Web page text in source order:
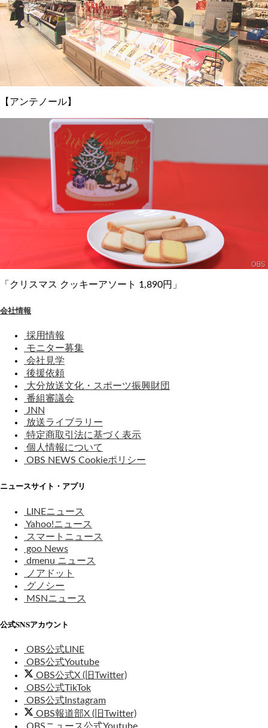
【アンテノール】
「クリスマス クッキーアソート 1,890円」
会社情報
採用情報
モニター募集
会社見学
後援依頼
大分放送文化・スポーツ振興財団
番組審議会
JNN
放送ライブラリー
特定商取引法に基づく表示
個人情報について
OBS NEWS Cookieポリシー
ニュースサイト・アプリ
LINEニュース
Yahoo!ニュース
スマートニュース
goo News
dmenu ニュース
ノアドット
グノシー
MSNニュース
公式SNSアカウント
OBS公式LINE
OBS公式Youtube
OBS公式X (旧Twitter)
OBS公式TikTok
OBS公式Instagram
OBS報道部X (旧Twitter)